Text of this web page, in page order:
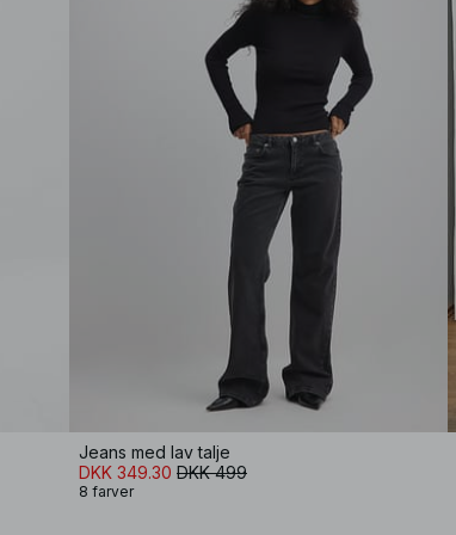
Jeans med lav talje
DKK 349.30 DKK 499
8 farver